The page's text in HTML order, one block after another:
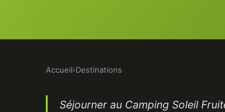
Accueil›Destinations
Séjourner au Camping Soleil